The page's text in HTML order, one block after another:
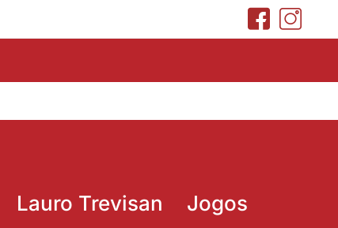
Lauro Trevisan Jogos